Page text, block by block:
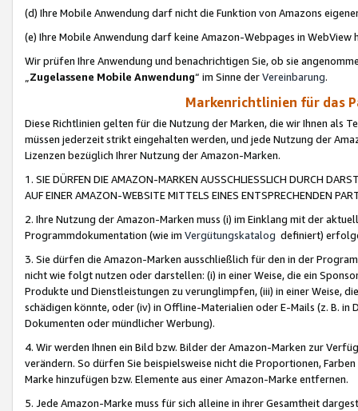
(d) Ihre Mobile Anwendung darf nicht die Funktion von Amazons
(e) Ihre Mobile Anwendung darf keine Amazon-Webpages in WebView
Wir prüfen Ihre Anwendung und benachrichtigen Sie, ob sie
„Zugelassene Mobile Anwendung“ im Sinne derVereinbarung.
Markenrichtlinien für das
Diese Richtlinien gelten für die Nutzung der Marken, die wir Ihnen als
müssen jederzeit strikt eingehalten werden, und jede Nutzung der
Lizenzen bezüglich Ihrer Nutzung der Amazon-Marken.
1. SIE DÜRFEN DIE AMAZON-MARKEN AUSSCHLIESSLICH DURCH
AUF EINER AMAZON-WEBSITE MITTELS EINES ENTSPRECHENDEN
2. Ihre Nutzung der Amazon-Marken muss (i) im Einklang mit der
Programmdokumentation (wie im Vergütungskatalog definiert)
3. Sie dürfen die Amazon-Marken ausschließlich für den in der
nicht wie folgt nutzen oder darstellen: (i) in einer Weise, die ein
Produkte und Dienstleistungen zu verunglimpfen, (iii) in einer Weise,
schädigen könnte, oder (iv) in Offline-Materialien oder E-Mails (z. B. in
Dokumenten oder mündlicher Werbung).
4. Wir werden Ihnen ein Bild bzw. Bilder der Amazon-Marken zur
verändern. So dürfen Sie beispielsweise nicht die Proportionen,
Marke hinzufügen bzw. Elemente aus einer Amazon-Marke entfernen.
5. Jede Amazon-Marke muss für sich alleine in ihrer Gesamtheit